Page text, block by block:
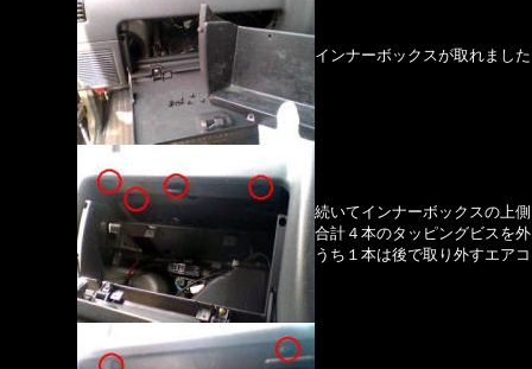
インナーボックスが取れまし
続いてインナーボックスの上
合計４本のタッピングビスを
うち１本は後で取り外すエア